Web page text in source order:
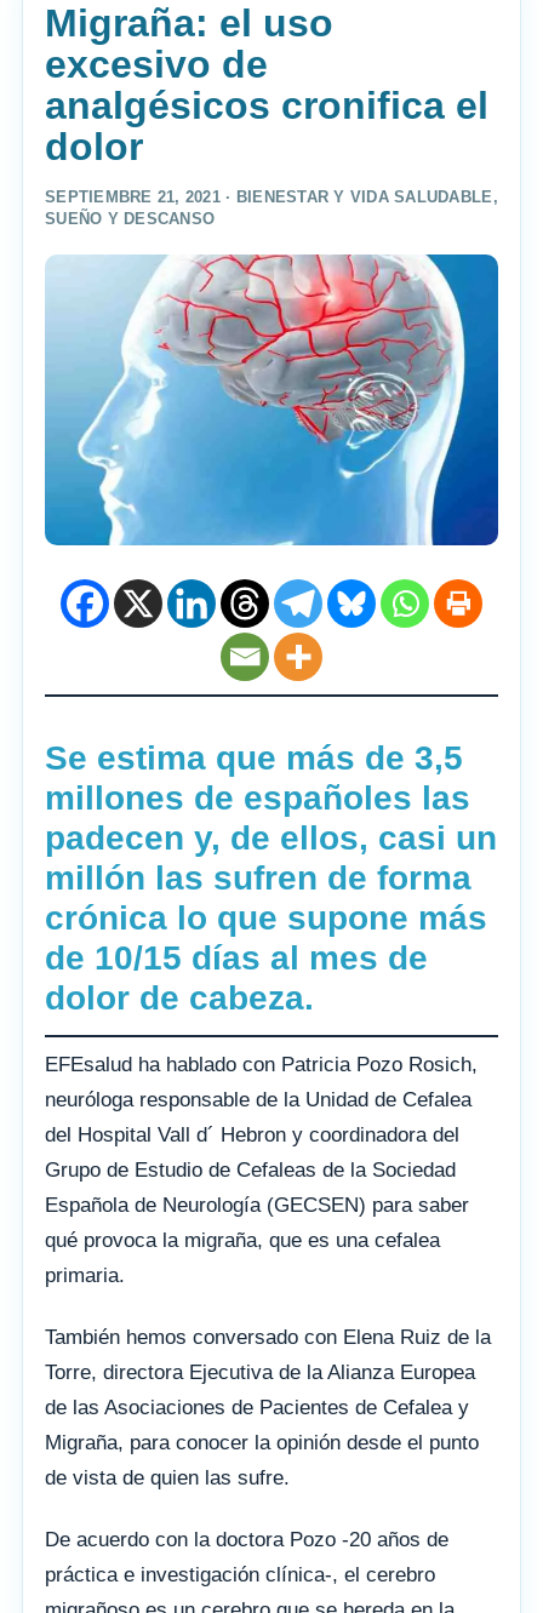
Migraña: el uso
excesivo de
analgésicos cronifica el
dolor
SEPTIEMBRE 21, 2021 · BIENESTAR Y VIDA SALUDABLE,
SUEÑO Y DESCANSO
Se estima que más de 3,5
millones de españoles las
padecen y, de ellos, casi un
millón las sufren de forma
crónica lo que supone más
de 10/15 días al mes de
dolor de cabeza.
EFEsalud ha hablado con Patricia Pozo Rosich,
neuróloga responsable de la Unidad de Cefalea
del Hospital Vall d´ Hebron y coordinadora del
Grupo de Estudio de Cefaleas de la Sociedad
Española de Neurología (GECSEN) para saber
qué provoca la migraña, que es una cefalea
primaria.
También hemos conversado con Elena Ruiz de la
Torre, directora Ejecutiva de la Alianza Europea
de las Asociaciones de Pacientes de Cefalea y
Migraña, para conocer la opinión desde el punto
de vista de quien las sufre.
De acuerdo con la doctora Pozo -20 años de
práctica e investigación clínica-, el cerebro